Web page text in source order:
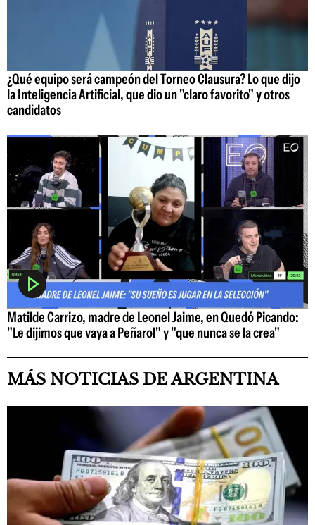
¿Qué equipo será campeón del Torneo Clausura? Lo que dijo
la Inteligencia Artificial, que dio un "claro favorito" y otros
candidatos
Matilde Carrizo, madre de Leonel Jaime, en Quedó Picando:
"Le dijimos que vaya a Peñarol" y "que nunca se la crea"
MÁS NOTICIAS DE ARGENTINA